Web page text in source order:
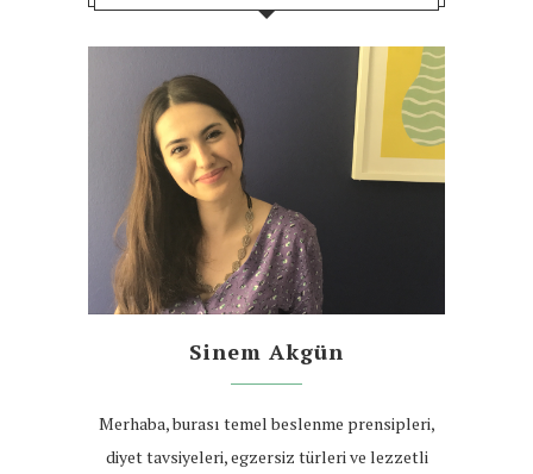
Sinem Akgün
Merhaba, burası temel beslenme prensipleri,
diyet tavsiyeleri, egzersiz türleri ve lezzetli